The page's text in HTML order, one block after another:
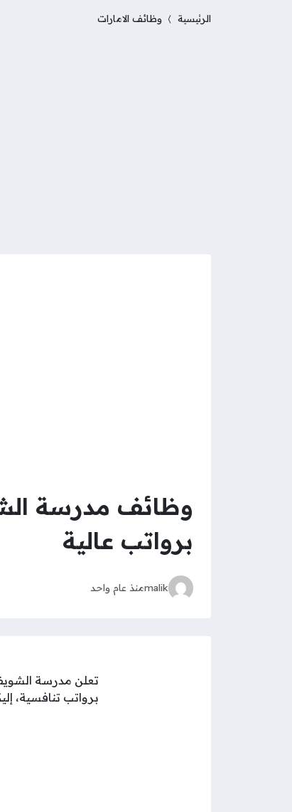
الرئيسية وظائف الامارات
وظائف مدرسة
برواتب عالية
malikمنذ عام واحد
تعلن مدرسة
برواتب تنافسية،